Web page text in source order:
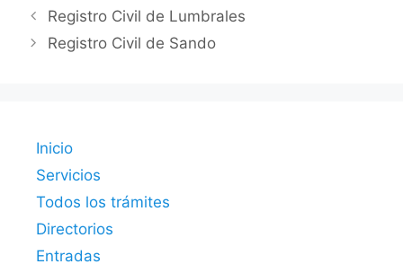
Registro Civil de Lumbrales
Registro Civil de Sando
Inicio
Servicios
Todos los trámites
Directorios
Entradas